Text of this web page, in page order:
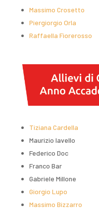
Massimo Crosetto
Piergiorgio Orla
Raffaella Fiorerosso
Tiziana Cardella
Maurizio Iavello
Federico Doc
Franco Bar
Gabriele Millone
Giorgio Lupo
Massimo Bizzarro